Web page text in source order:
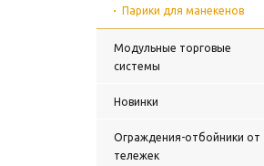
Парики для манекенов
Модульные торговые
системы
Новинки
Ограждения-отбойники от
тележек